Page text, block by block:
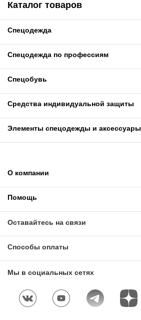
Каталог товаров
Спецодежда
Спецодежда по профессиям
Спецобувь
Средства индивидуальной защиты
Элементы спецодежды и аксессуары
О компании
Помощь
Оставайтесь на связи
Способы оплаты
Мы в социальных сетях